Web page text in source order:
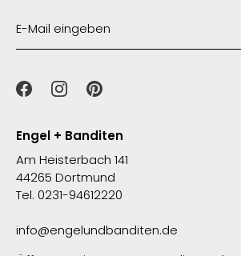
Engel + Banditen
Am Heisterbach 141
44265 Dortmund
Tel. 0231-94612220
info@engelundbanditen.de